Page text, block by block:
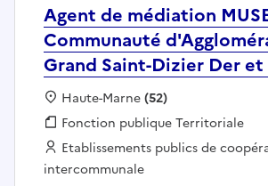
Agent de médiation
Communauté
Grand Saint-Dizier Der et
Localisation :
Haute-Marne(52)
Fonction publique :
Fonction publique Territoriale
Employeur :
Etablissements publics de
intercommunale